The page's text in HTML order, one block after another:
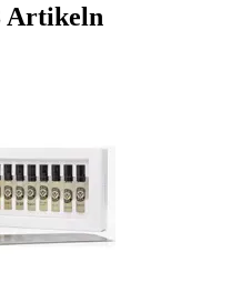
Artikeln